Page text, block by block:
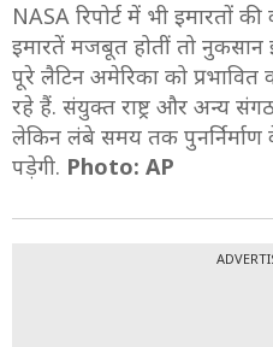
NASA रिपोर्ट में भी इमारतों
इमारतें मजबूत होतीं तो नुकसान
पूरे लैटिन अमेरिका को
रहे हैं. संयुक्त राष्ट्र और अन्य
लेकिन लंबे समय तक
पड़ेगी. Photo: AP